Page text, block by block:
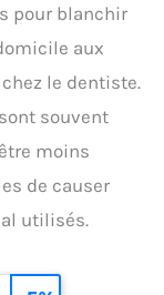
pour blanchir
aux
le dentiste.
souvent
moins
de causer
utilisés.